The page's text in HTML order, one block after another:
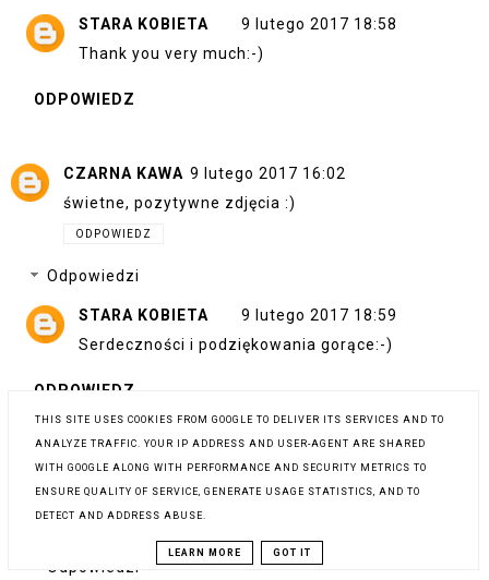
STARA KOBIETA
9 lutego 2017 18:58
Thank you very much:-)
ODPOWIEDZ
CZARNA KAWA 9 lutego 2017 16:02
świetne, pozytywne zdjęcia :)
ODPOWIEDZ
Odpowiedzi
STARA KOBIETA
9 lutego 2017 18:59
Serdeczności i podziękowania gorące:-)
ODPOWIEDZ
MARCEPANOWY KĄCIK 9 lutego 2017 16:12
Jak zwykle ciekawy post i piękne fotki :)
Odpowiedzi
THIS SITE USES COOKIES FROM GOOGLE TO DELIVER ITS SERVICES AND TO
ANALYZE TRAFFIC. YOUR IP ADDRESS AND USER-AGENT ARE SHARED
WITH GOOGLE ALONG WITH PERFORMANCE AND SECURITY METRICS TO
ENSURE QUALITY OF SERVICE, GENERATE USAGE STATISTICS, AND TO
DETECT AND ADDRESS ABUSE.
LEARN MORE GOT IT